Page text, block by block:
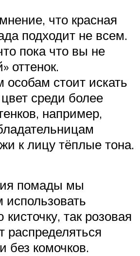
что красная
подходит не всем.
пока что вы не
оттенок.
особам стоит искать
среди более
например,
к лицу тёплые тона.
помады мы
так розовая
распределяться
без комочков.